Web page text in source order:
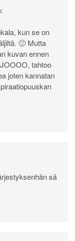
kun se on
🙂 Mutta
kuvan ennen
tahtoo
joten kannatan
sä